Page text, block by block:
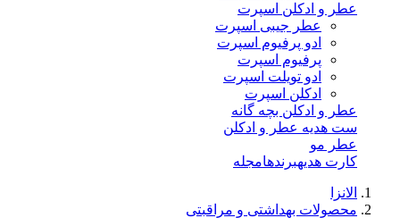
عطر و ادکلن اسپرت
عطر جیبی اسپرت
ادو پرفیوم اسپرت
پرفیوم اسپرت
ادو تویلت اسپرت
ادکلن اسپرت
عطر و ادکلن بچه گانه
ست هدیه عطر و ادکلن
عطر مو
کارت هدیهبرندهامجله
الانزا
محصولات بهداشتی و مراقبتی